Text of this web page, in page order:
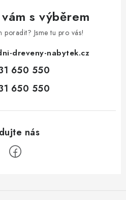
s výběrem
poradit? Jsme tu pro vás!
dreveny-nabytek.cz
650 550
650 550